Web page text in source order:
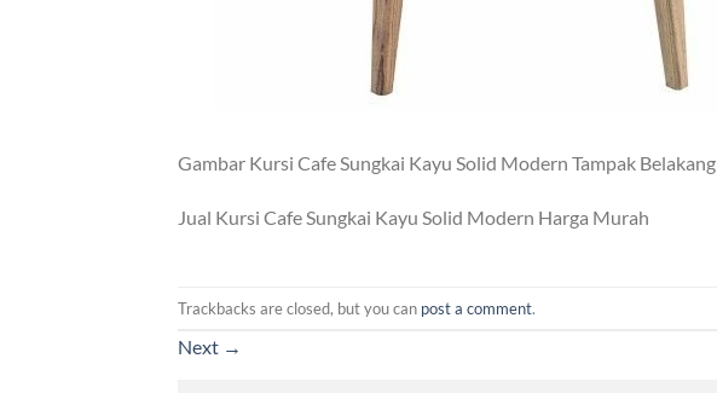
Gambar Kursi Cafe Sungkai Kayu Solid Modern Tampak Belakang
Jual Kursi Cafe Sungkai Kayu Solid Modern Harga Murah
Trackbacks are closed, but you can post a comment.
Next →